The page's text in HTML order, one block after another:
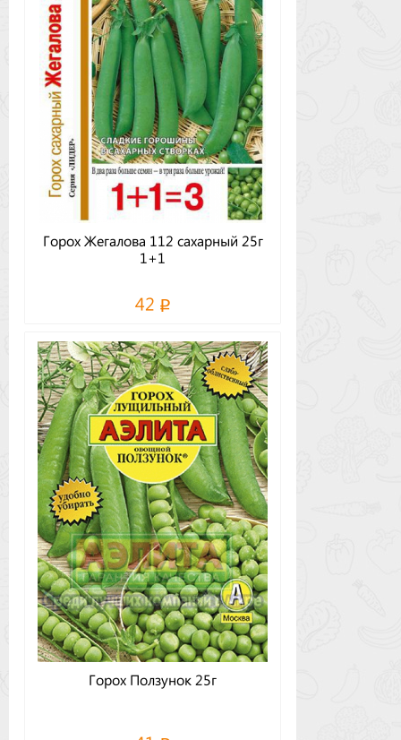
Горох Жегалова 112 сахарный 25г
1+1
42
Горох Ползунок 25г